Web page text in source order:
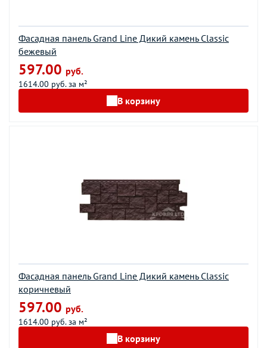
Фасадная панель Grand Line Дикий камень Classic
бежевый
597.00 руб.
1614.00 руб. за м²
В корзину
Фасадная панель Grand Line Дикий камень Classic
коричневый
597.00 руб.
1614.00 руб. за м²
В корзину